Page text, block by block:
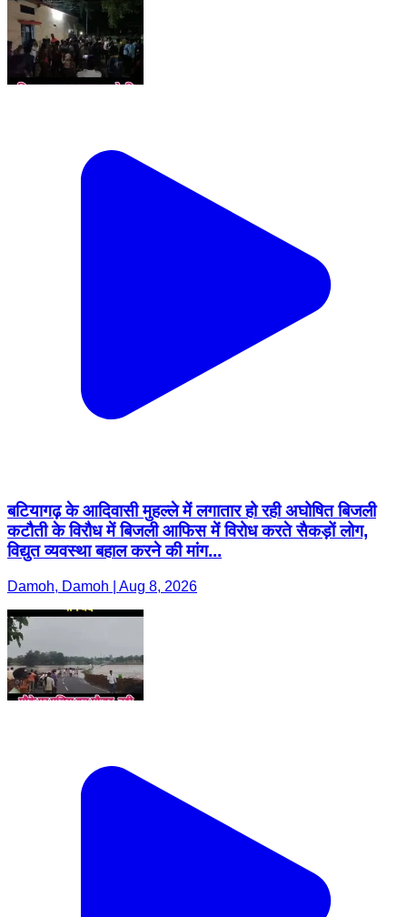
बटियागढ़ के आदिवासी मुहल्ले में लगातार हो रही अघोषित बिजली
कटौती के विरौध में बिजली आफिस में विरोध करते सैकड़ों लोग,
विद्युत व्यवस्था बहाल करने की मांग...
Damoh, Damoh | Aug 8, 2026